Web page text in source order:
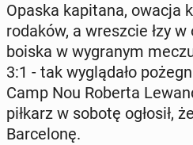
Opaska ka­pi­ta­na, owacja
rodaków, a wresz­cie łzy
boiska w wy­gra­nym
3:1 - tak wy­glą­da­ło
Camp Nou Roberta
piłkarz w sobotę ogłosił,
Bar­ce­lo­nę.